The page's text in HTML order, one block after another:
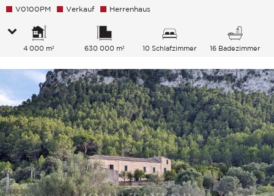
V0100PM Verkauf Herrenhaus
4 000 m² 630 000 m² 10 Schlafzimmer 16 Badezimmer